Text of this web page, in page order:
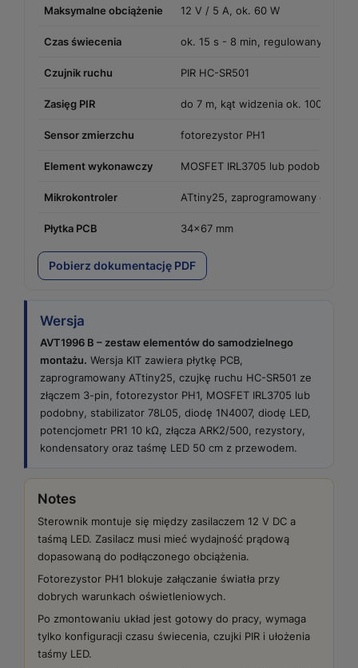
Maksymalne obciążenie 12 V / 5 A, ok. 60 W
Czas świecenia ok. 15 s - 8 min, regulowany PR1
Czujnik ruchu PIR HC-SR501
Zasięg PIR do 7 m, kąt widzenia ok. 100°
Sensor zmierzchu fotorezystor PH1
Element wykonawczy MOSFET IRL3705 lub podobny
Mikrokontroler ATtiny25, zaprogramowany do
Płytka PCB 34×67 mm
Pobierz dokumentację PDF
Wersja
AVT1996 B – zestaw elementów do samodzielnego
montażu. Wersja KIT zawiera płytkę PCB,
zaprogramowany ATtiny25, czujkę ruchu HC-SR501 ze
złączem 3-pin, fotorezystor PH1, MOSFET IRL3705 lub
podobny, stabilizator 78L05, diodę 1N4007, diodę LED,
potencjometr PR1 10 kΩ, złącza ARK2/500, rezystory,
kondensatory oraz taśmę LED 50 cm z przewodem.
Notes
Sterownik montuje się między zasilaczem 12 V DC a
taśmą LED. Zasilacz musi mieć wydajność prądową
dopasowaną do podłączonego obciążenia.
Fotorezystor PH1 blokuje załączanie światła przy
dobrych warunkach oświetleniowych.
Po zmontowaniu układ jest gotowy do pracy, wymaga
tylko konfiguracji czasu świecenia, czujki PIR i ułożenia
taśmy LED.